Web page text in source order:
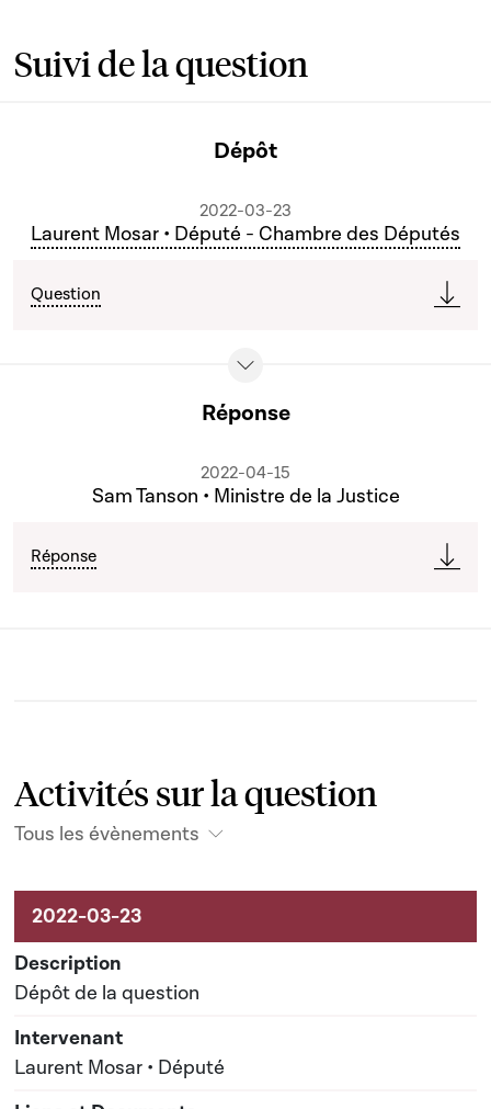
Suivi de la question
Dépôt
2022-03-23
Laurent Mosar • Député - Chambre des Députés
Question
Réponse
2022-04-15
Sam Tanson • Ministre de la Justice
Réponse
Activités sur la question
Tous les évènements
Activités liées au dossier
Dépôt de la question
Laurent Mosar • Député